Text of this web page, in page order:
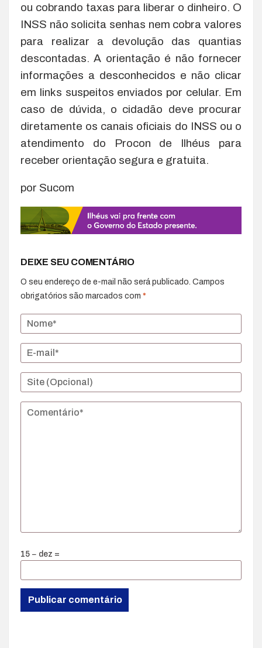
ou cobrando taxas para liberar o dinheiro. O
INSS não solicita senhas nem cobra valores
para realizar a devolução das quantias
descontadas. A orientação é não fornecer
informações a desconhecidos e não clicar
em links suspeitos enviados por celular. Em
caso de dúvida, o cidadão deve procurar
diretamente os canais oficiais do INSS ou o
atendimento do Procon de Ilhéus para
receber orientação segura e gratuita.
por Sucom
DEIXE SEU COMENTÁRIO
O seu endereço de e-mail não será publicado. Campos
obrigatórios são marcados com *
15 − dez =